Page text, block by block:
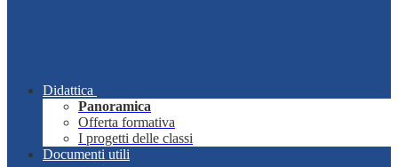
Didattica
Panoramica
Offerta formativa
I progetti delle classi
Documenti utili